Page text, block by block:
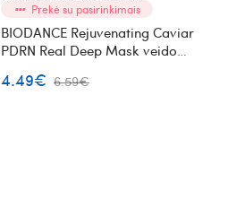
Prekė su pasirinkimais
BIODANCE Rejuvenating Caviar
PDRN Real Deep Mask veido
4.49€ 6.59€